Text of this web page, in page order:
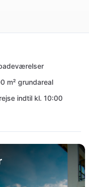
m² grundareal
indtil kl. 10:00